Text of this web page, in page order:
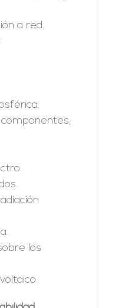
a red.
los